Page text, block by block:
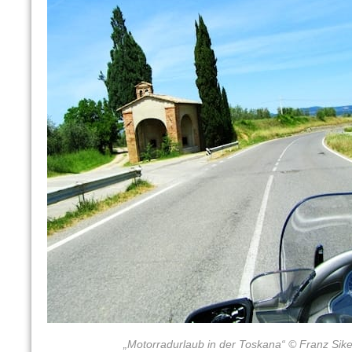
„Motorradurlaub in der Toskana“ © Franz